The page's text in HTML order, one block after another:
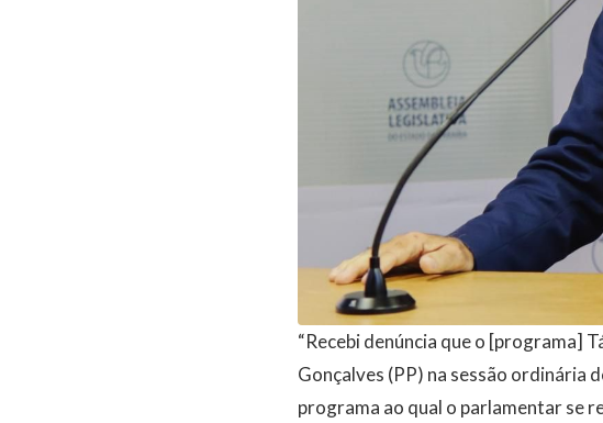
“Recebi denúncia que o [programa]
Gonçalves (PP) na sessão ordinária
programa ao qual o parlamentar se